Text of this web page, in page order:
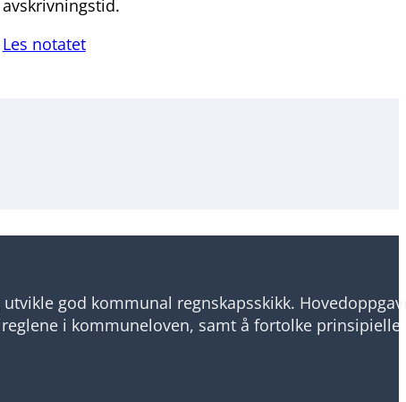
avskrivningstid.
Les notatet
utvikle god kommunal regnskapsskikk.
i kommuneloven, samt å fortolke prinsipielle